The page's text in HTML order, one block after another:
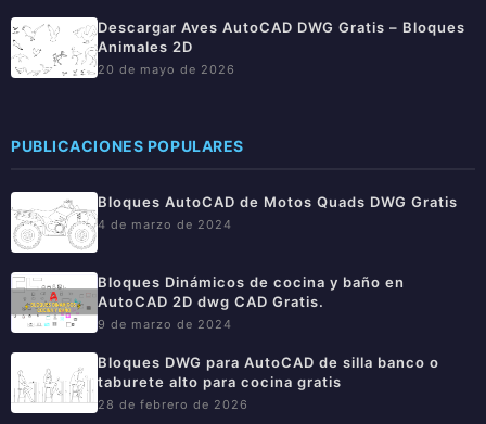
Descargar Aves AutoCAD DWG Gratis – Bloques
Animales 2D
20 de mayo de 2026
PUBLICACIONES POPULARES
Bloques AutoCAD de Motos Quads DWG Gratis
4 de marzo de 2024
Bloques Dinámicos de cocina y baño en
AutoCAD 2D dwg CAD Gratis.
9 de marzo de 2024
Bloques DWG para AutoCAD de silla banco o
taburete alto para cocina gratis
28 de febrero de 2026